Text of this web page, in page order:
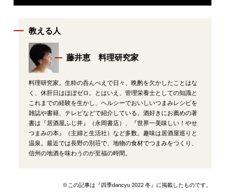
教える人
藤井恵 料理研究家
料理研究家。生粋の呑んべえで日々、晩酌を欠かしたことはな
く、休肝日はほぼゼロ。とはいえ、管理栄養士としての知識と
これまでの経験を生かし、ヘルシーでおいしいつまみレシピを
雑誌や書籍、テレビなどで紹介している。酒好きにお薦めの著
書は『居酒屋ふじ井』（永岡書店）、『世界一美味しい！やせ
つまみの本』（主婦と生活社）など多数。趣味は居酒屋巡りと
温泉。最近では長野の別荘で、地物の食材でつまみをつくり、
信州の地酒を味わうのが至福の時間。
※この記事は『四季dancyu 2022 冬』に掲載したものです。